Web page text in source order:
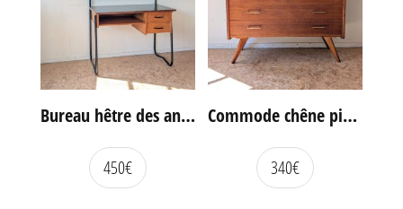
Bureau hêtre des années 60
450€
Commode chêne pieds compas vintage
340€